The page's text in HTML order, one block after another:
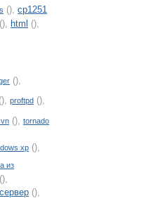
(),cp1251
(), html (),
(),
(),proftpd (),
(),tornado
xp (),
из
(),
сервер (),